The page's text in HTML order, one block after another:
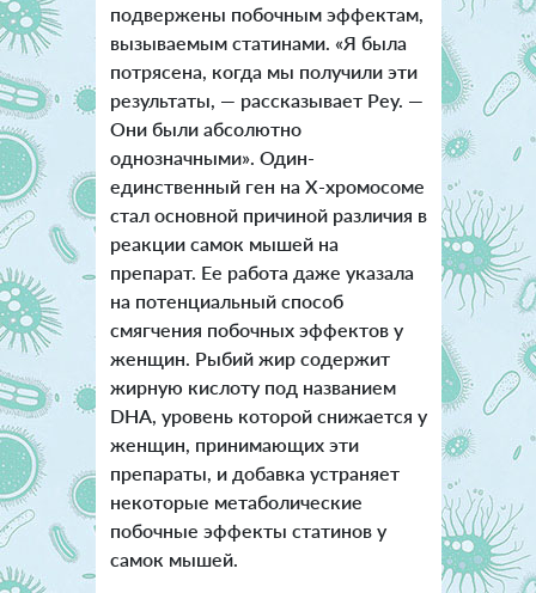
подвержены побочным эффектам,
вызываемым статинами. «Я была
потрясена, когда мы получили эти
результаты, — рассказывает Реу. —
Они были абсолютно
однозначными». Один-
единственный ген на Х-хромосоме
стал основной причиной различия в
реакции самок мышей на
препарат. Ее работа даже указала
на потенциальный способ
смягчения побочных эффектов у
женщин. Рыбий жир содержит
жирную кислоту под названием
DHA, уровень которой снижается у
женщин, принимающих эти
препараты, и добавка устраняет
некоторые метаболические
побочные эффекты статинов у
самок мышей.